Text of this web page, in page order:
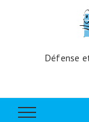
Défense